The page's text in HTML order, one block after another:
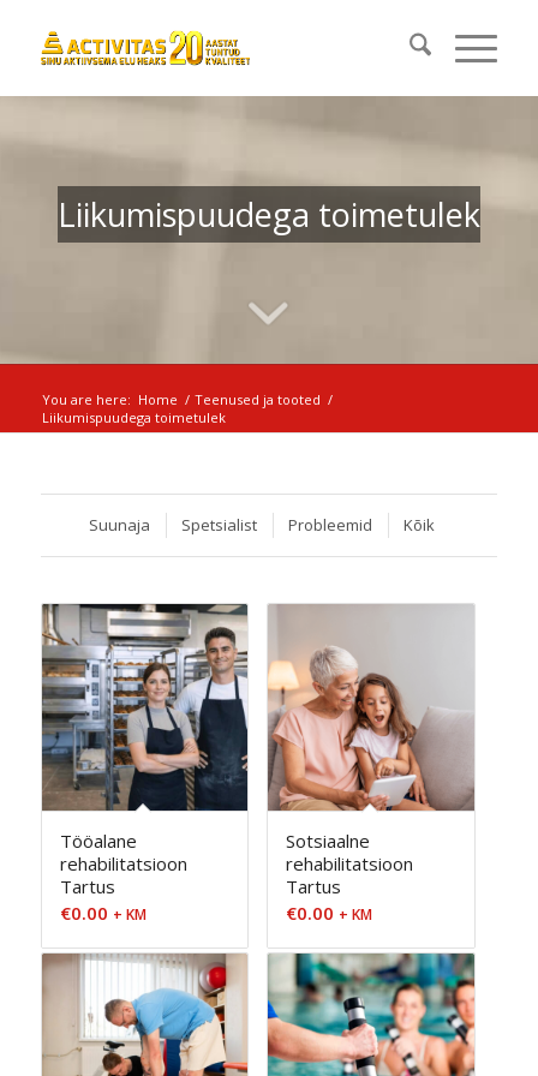
Liikumispuudega toimetulek
You are here: Home / Teenused ja tooted /
Liikumispuudega toimetulek
Suunaja Spetsialist Probleemid Kõik
Tööalane
rehabilitatsioon
Tartus
€0.00 + KM
Sotsiaalne
rehabilitatsioon
Tartus
€0.00 + KM